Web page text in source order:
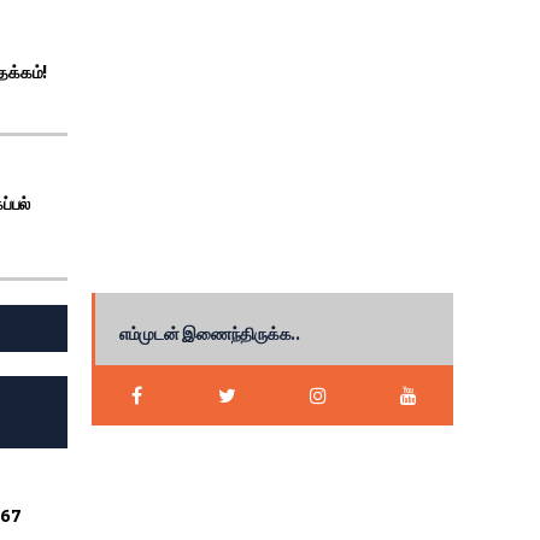
எம்முடன் இணைந்திருக்க..